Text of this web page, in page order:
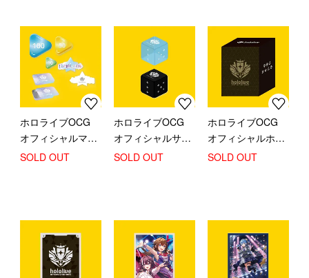
ホロライブOCG
オフィシャルマー
カーセット
SOLD OUT
ホロライブOCG
オフィシャルサイ
コロ Light Blue＆
SOLD OUT
ホロライブOCG
オフィシャルホロ
カケース (ブラン
SOLD OUT